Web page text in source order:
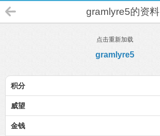
gramlyre5的资料
点击重新加载
gramlyre5
积分
威望
金钱